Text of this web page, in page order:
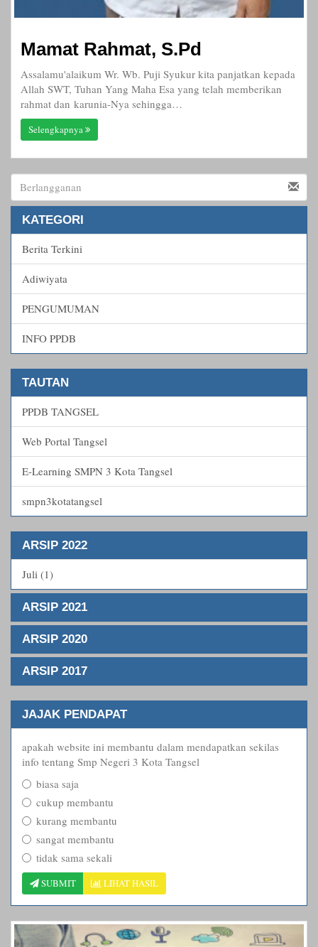
Mamat Rahmat, S.Pd
Assalamu'alaikum Wr. Wb. Puji Syukur kita panjatkan kepada
Allah SWT, Tuhan Yang Maha Esa yang telah memberikan
rahmat dan karunia-Nya sehingga…
Selengkapnya
KATEGORI
Berita Terkini
Adiwiyata
PENGUMUMAN
INFO PPDB
TAUTAN
PPDB TANGSEL
Web Portal Tangsel
E-Learning SMPN 3 Kota Tangsel
smpn3kotatangsel
ARSIP 2022
Juli (1)
ARSIP 2021
ARSIP 2020
ARSIP 2017
JAJAK PENDAPAT
apakah website ini membantu dalam mendapatkan sekilas
info tentang Smp Negeri 3 Kota Tangsel
biasa saja
cukup membantu
kurang membantu
sangat membantu
tidak sama sekali
SUBMIT LIHAT HASIL